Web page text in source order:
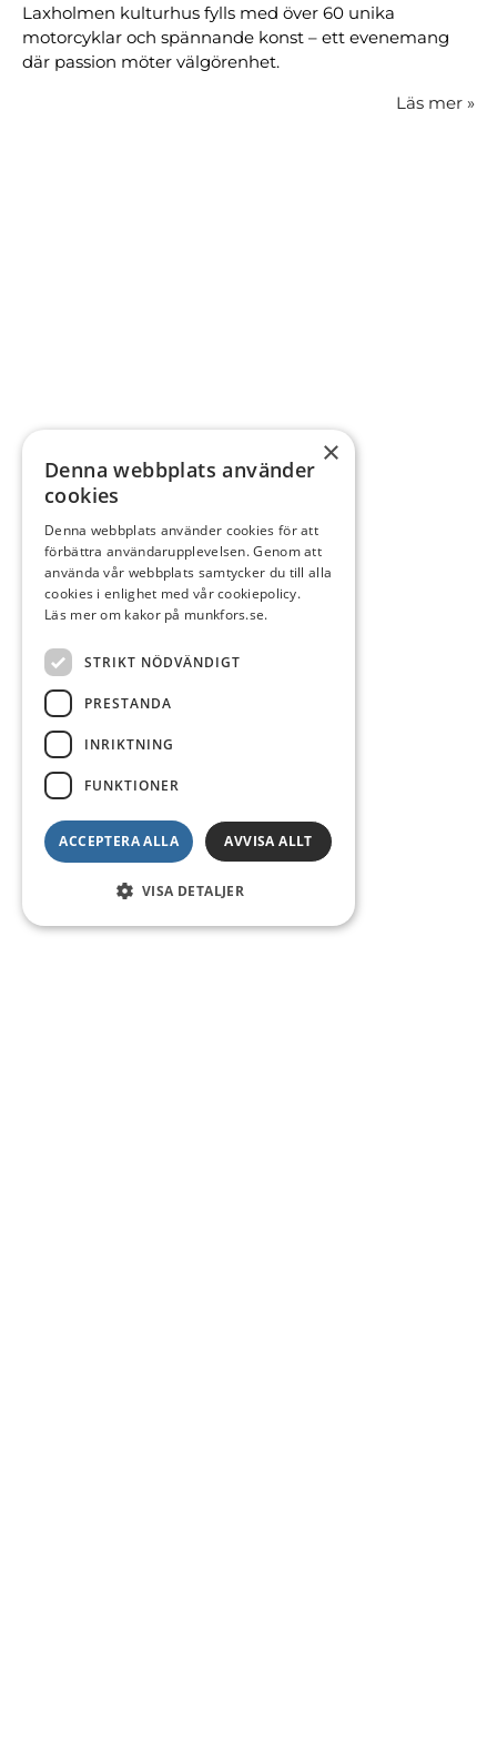
Laxholmen kulturhus fylls med över 60 unika
motorcyklar och spännande konst – ett evenemang
där passion möter välgörenhet.
Läs mer »
×
Denna webbplats använder
cookies
Denna webbplats använder cookies för att
förbättra användarupplevelsen. Genom att
använda vår webbplats samtycker du till alla
cookies i enlighet med vår cookiepolicy.
Läs mer om kakor på munkfors.se.
STRIKT NÖDVÄNDIGT
PRESTANDA
INRIKTNING
FUNKTIONER
ACCEPTERA ALLA AVVISA ALLT
VISA DETALJER